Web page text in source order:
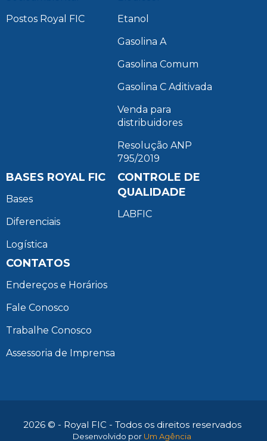
Postos Royal FIC
Etanol
Gasolina A
Gasolina Comum
Gasolina C Aditivada
Venda para
distribuidores
Resolução ANP
795/2019
BASES ROYAL FIC
Bases
Diferenciais
Logística
CONTROLE DE
QUALIDADE
LABFIC
CONTATOS
Endereços e Horários
Fale Conosco
Trabalhe Conosco
Assessoria de Imprensa
2026 © - Royal FIC - Todos os direitos reservados
Desenvolvido por Um Agência